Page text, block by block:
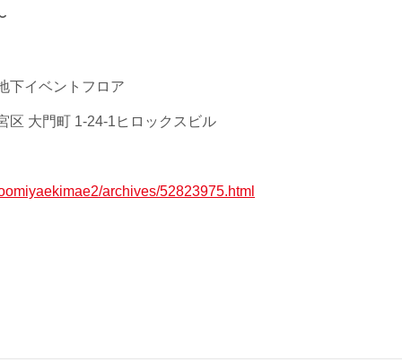
下イベントフロア
区 大門町 1-24-1ヒロックスビル
archives/52823975.html